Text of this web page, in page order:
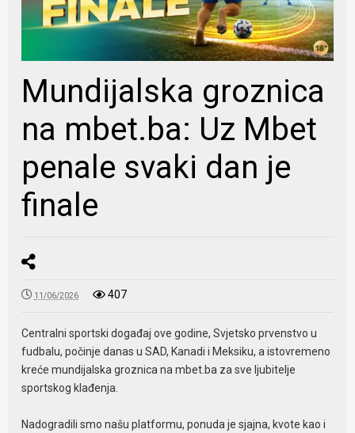
Mundijalska groznica
na mbet.ba: Uz Mbet
penale svaki dan je
finale
11/06/2026 407
Centralni sportski događaj ove godine, Svjetsko prvenstvo u
fudbalu, počinje danas u SAD, Kanadi i Meksiku, a istovremeno
kreće mundijalska groznica na mbet.ba za sve ljubitelje
sportskog klađenja.
Nadogradili smo našu platformu, ponuda je sjajna, kvote kao i